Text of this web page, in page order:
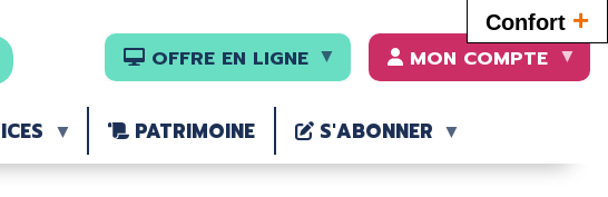
Confort +
OFFRE EN LIGNE MON COMPTE
PATRIMOINE S'ABONNER